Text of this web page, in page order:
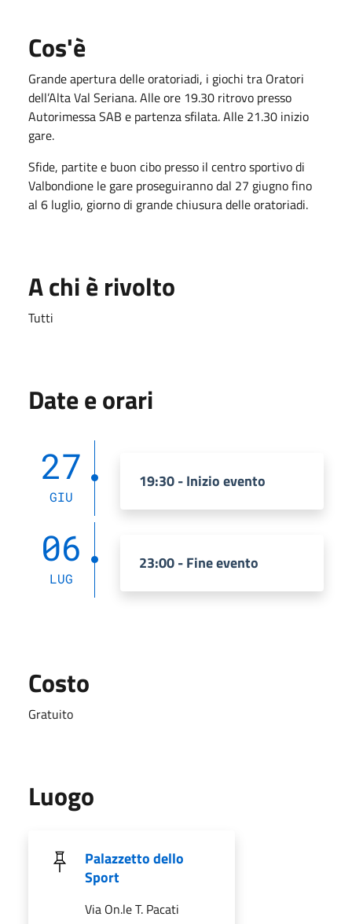
Cos'è
Grande apertura delle oratoriadi, i giochi tra Oratori
dell’Alta Val Seriana. Alle ore 19.30 ritrovo presso
Autorimessa SAB e partenza sfilata. Alle 21.30 inizio
gare.
Sfide, partite e buon cibo presso il centro sportivo di
Valbondione le gare proseguiranno dal 27 giugno fino
al 6 luglio, giorno di grande chiusura delle oratoriadi.
A chi è rivolto
Tutti
Date e orari
27
GIU
19:30 - Inizio evento
06
LUG
23:00 - Fine evento
Costo
Gratuito
Luogo
Palazzetto dello
Sport
Via On.le T. Pacati